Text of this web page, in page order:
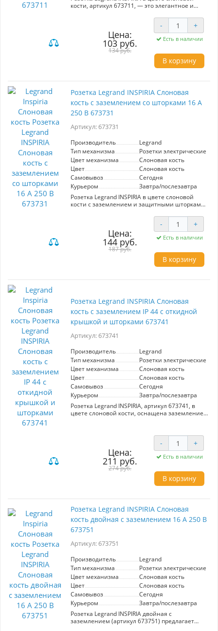
выбор, который обеспечивает безопасность и
кости, артикул 673711, — это элегантное и
Рассчитанная на ток до 16 А и напряжение 250
В, она идеально подойдет для использования
в жилых и коммерческих помещениях, где
заземление не требуется. Ее изысканный цвет
слоновой кости гармонично впишется в
любой дизайн, добавляя утонченность и
стиль. Продукт линейки INSPIRIA от Legrand
электрической сети в вашем доме или офисе.
Цена:
103 руб.
134 руб.
- +
Есть в наличии
В корзину
Розетка Legrand INSPIRIA Слоновая
кость с заземлением со шторками 16 А
250 В 673731
Артикул: 673731
Производитель
Legrand
Тип механизма
Розетки электрические
Цвет механизма
Слоновая кость
Цвет
Слоновая кость
Самовывоз
Сегодня
Курьером
Завтра/послезавтра
Розетка Legrand INSPIRIA в цвете слоновой
кости с заземлением и защитными шторками
Она обеспечивает безопасное подключение
электроприборов и гармонично вписывается в
современный интерьер. Подходит для жилых
и офисных помещений.
Цена:
144 руб.
187 руб.
- +
Есть в наличии
В корзину
Розетка Legrand INSPIRIA Слоновая
кость с заземлением IP 44 с откидной
крышкой и шторками 673741
Артикул: 673741
Производитель
Legrand
Тип механизма
Розетки электрические
Цвет механизма
Слоновая кость
Цвет
Слоновая кость
Самовывоз
Сегодня
Курьером
Завтра/послезавтра
Розетка Legrand INSPIRIA, артикул 673741, в
цвете слоновой кости, оснащена заземлением
пыли. Откидная крышка и шторки повышают
безопасность использования, предотвращая
попадание посторонних предметов. Идеально
подходит для установки в помещениях с
повышенной влажностью.
Цена:
211 руб.
274 руб.
- +
Есть в наличии
В корзину
Розетка Legrand INSPIRIA Слоновая
кость двойная с заземлением 16 А 250 В
673751
Артикул: 673751
Производитель
Legrand
Тип механизма
Розетки электрические
Цвет механизма
Слоновая кость
Цвет
Слоновая кость
Самовывоз
Сегодня
Курьером
Завтра/послезавтра
Розетка Legrand INSPIRIA двойная с
заземлением (артикул 673751) предлагает